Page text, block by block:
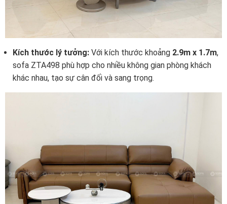
Kích thước lý tưởng: Với kích thước khoảng 2.9m x 1.7m,
sofa ZTA498 phù hợp cho nhiều không gian phòng khách
khác nhau, tạo sự cân đối và sang trọng.